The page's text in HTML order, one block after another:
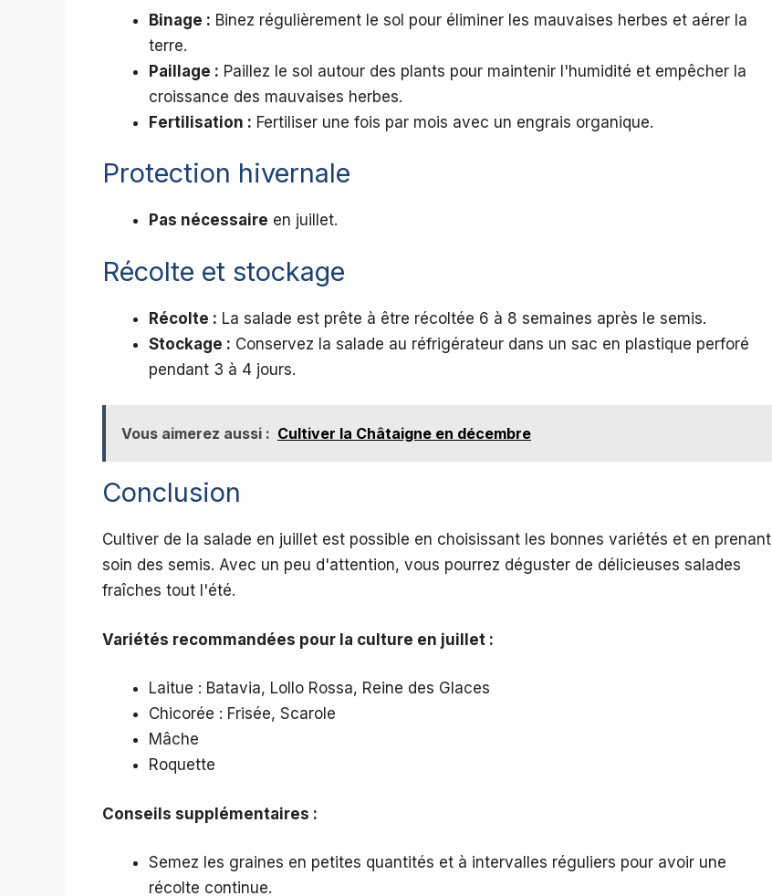
Binage : Binez régulièrement le sol pour éliminer les mauvaises herbes et aérer la
terre.
Paillage : Paillez le sol autour des plants pour maintenir l'humidité et empêcher la
croissance des mauvaises herbes.
Fertilisation : Fertiliser une fois par mois avec un engrais organique.
Protection hivernale
Pas nécessaire en juillet.
Récolte et stockage
Récolte : La salade est prête à être récoltée 6 à 8 semaines après le semis.
Stockage : Conservez la salade au réfrigérateur dans un sac en plastique perforé
pendant 3 à 4 jours.
Vous aimerez aussi : Cultiver la Châtaigne en décembre
Conclusion
Cultiver de la salade en juillet est possible en choisissant les bonnes variétés et en prenant
soin des semis. Avec un peu d'attention, vous pourrez déguster de délicieuses salades
fraîches tout l'été.
Variétés recommandées pour la culture en juillet :
Laitue : Batavia, Lollo Rossa, Reine des Glaces
Chicorée : Frisée, Scarole
Mâche
Roquette
Conseils supplémentaires :
Semez les graines en petites quantités et à intervalles réguliers pour avoir une
récolte continue.